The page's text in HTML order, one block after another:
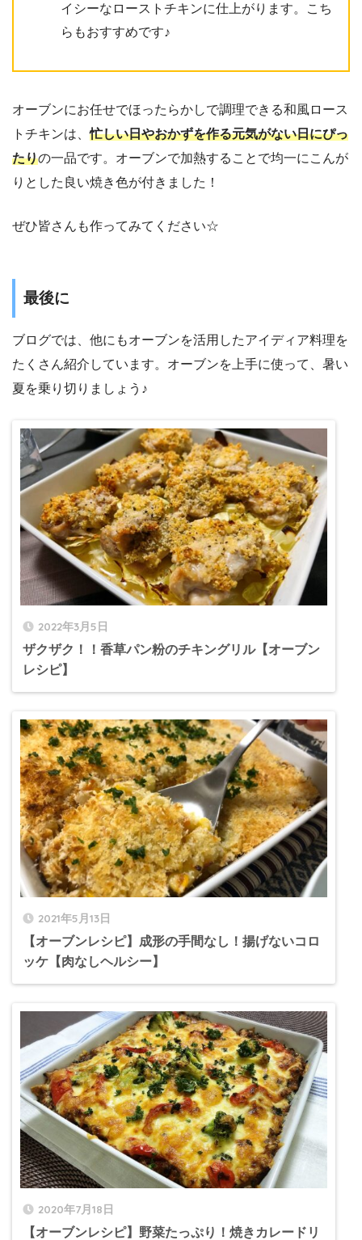
イシーなローストチキンに仕上がります。こち
らもおすすめです♪
オーブンにお任せでほったらかしで調理できる和風ロース
トチキンは、忙しい日やおかずを作る元気がない日にぴっ
たりの一品です。オーブンで加熱することで均一にこんが
りとした良い焼き色が付きました！
ぜひ皆さんも作ってみてください☆
最後に
ブログでは、他にもオーブンを活用したアイディア料理を
たくさん紹介しています。オーブンを上手に使って、暑い
夏を乗り切りましょう♪
2022年3月5日
ザクザク！！香草パン粉のチキングリル【オーブン
レシピ】
2021年5月13日
【オーブンレシピ】成形の手間なし！揚げないコロ
ッケ【肉なしヘルシー】
2020年7月18日
【オーブンレシピ】野菜たっぷり！焼きカレードリ